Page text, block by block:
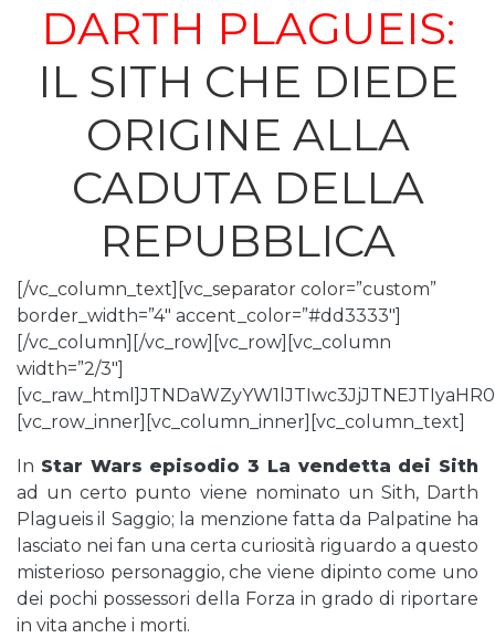
DARTH PLAGUEIS:
IL SITH CHE DIEDE
ORIGINE ALLA
CADUTA DELLA
REPUBBLICA
[/vc_column_text][vc_separator color=”custom”
border_width=”4″ accent_color=”#dd3333″]
[/vc_column][/vc_row][vc_row][vc_column
width=”2/3″]
[vc_row_inner][vc_column_inner][vc_column_text]
In Star Wars episodio 3 La vendetta dei Sith
ad un certo punto viene nominato un Sith, Darth
Plagueis il Saggio; la menzione fatta da Palpatine ha
lasciato nei fan una certa curiosità riguardo a questo
misterioso personaggio, che viene dipinto come uno
dei pochi possessori della Forza in grado di riportare
in vita anche i morti.